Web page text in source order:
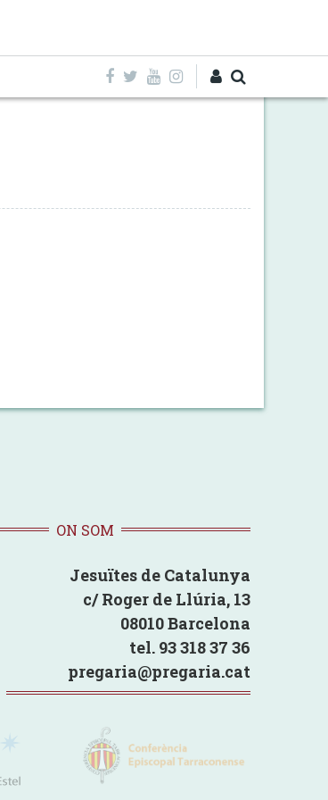
ON SOM
Jesuïtes de Catalunya
c/ Roger de Llúria, 13
08010 Barcelona
tel. 93 318 37 36
pregaria@pregaria.cat